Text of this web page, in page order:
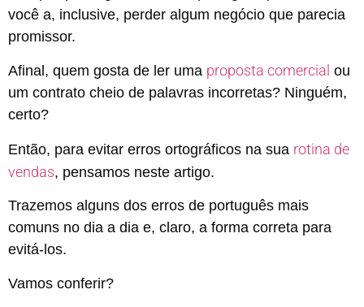
você a, inclusive, perder algum negócio que parecia
promissor.
Afinal, quem gosta de ler uma proposta comercial ou
um contrato cheio de palavras incorretas? Ninguém,
certo?
Então, para evitar erros ortográficos na sua rotina de
vendas, pensamos neste artigo.
Trazemos alguns dos erros de português mais
comuns no dia a dia e, claro, a forma correta para
evitá-los.
Vamos conferir?